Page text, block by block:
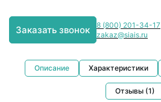
Заказать звонок
8 (800) 201-34-17
zakaz@siais.ru
Описание Характеристики
Отзывы (1)